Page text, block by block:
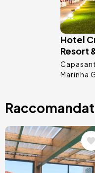
Hotel
Resort
Marinha
Immagine